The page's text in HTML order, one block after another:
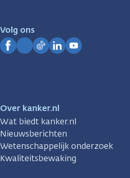
Volg ons
Over kanker.nl
Wat biedt kanker.nl
Nieuwsberichten
Wetenschappelijk onderzoek
Kwaliteitsbewaking